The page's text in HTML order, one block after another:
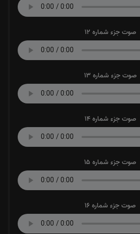
صوت جزء شماره 12
صوت جزء شماره 13
صوت جزء شماره 14
صوت جزء شماره 15
صوت جزء شماره 16